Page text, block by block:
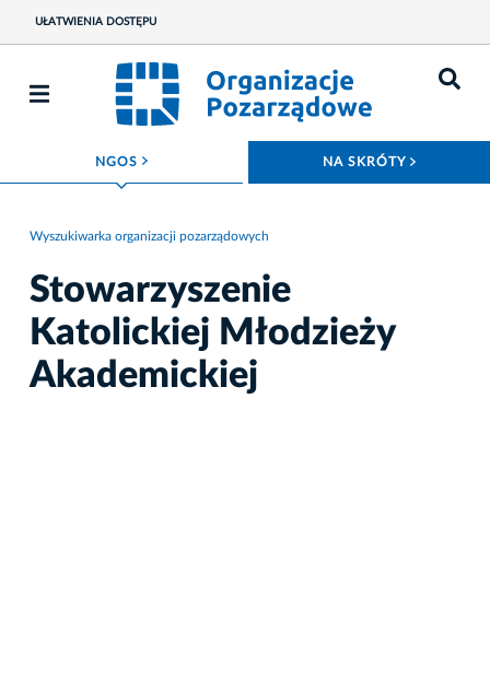
UŁATWIENIA DOSTĘPU
NGOS ROZWIŃ MENU NA SKRÓTY
Wyszukiwarka organizacji pozarządowych
Stowarzyszenie
Katolickiej Młodzieży
Akademickiej